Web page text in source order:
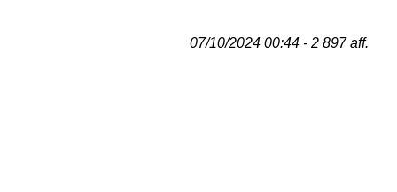
07/10/2024 00:44 - 2 897 aff.